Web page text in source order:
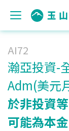
AI72
瀚亞投資-
Adm(美元
於非投資
可能為本